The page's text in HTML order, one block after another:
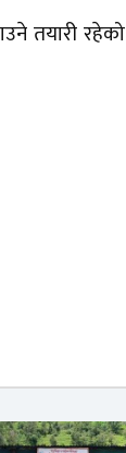
तयारी रहेको